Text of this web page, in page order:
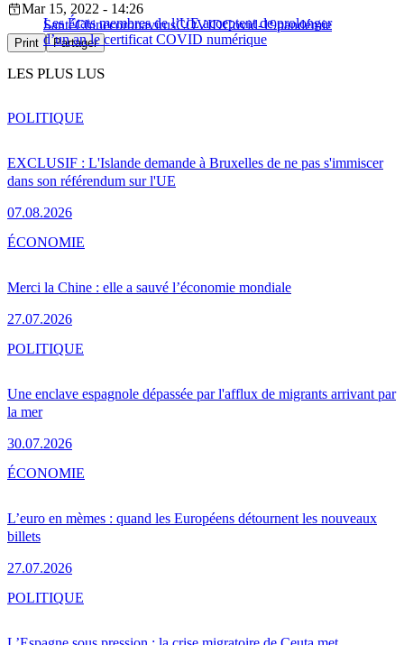
Les États membres de l’UE acceptent de prolonger
d’un an le certificat COVID numérique
Mar 15, 2022 - 14:26
SantéChinecoronavirusCOVIDCovid-19pandémie
Print Partager
LES PLUS LUS
EXCLUSIF : L'Islande demande à Bruxelles de ne pas s'immiscer
dans son référendum sur l'UE
07.08.2026
POLITIQUE
Merci la Chine : elle a sauvé l’économie mondiale
27.07.2026
ÉCONOMIE
Une enclave espagnole dépassée par l'afflux de migrants arrivant par
la mer
30.07.2026
POLITIQUE
L’euro en mèmes : quand les Européens détournent les nouveaux
billets
27.07.2026
ÉCONOMIE
POLITIQUE